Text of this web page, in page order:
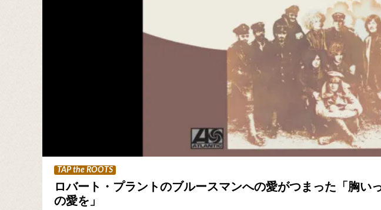
TAP the ROOTS
ロバート・プラントのブルースマンへの愛がつまった「胸い
の愛を」